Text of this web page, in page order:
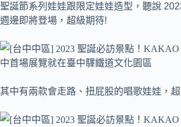
聖誕節系列娃娃跟限定娃娃造型，聽說
週邊即將登場，超級期待!
其中有兩款會走路、扭屁股的唱歌娃娃，超